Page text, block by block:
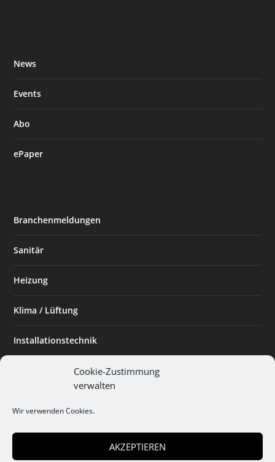
Cookie-Zustimmung
verwalten
Wir verwenden Cookies.
AKZEPTIEREN
News
Events
Abo
ePaper
Branchenmeldungen
Sanitär
Heizung
Klima / Lüftung
Installationstechnik
Planen & Bauen
Installateur des Monats